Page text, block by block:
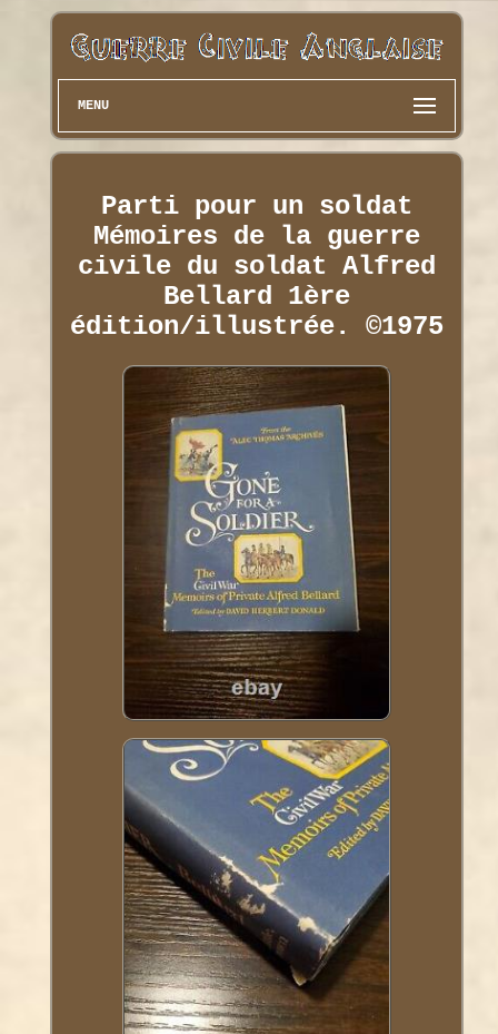
MENU
Parti pour un soldat
Mémoires de la guerre
civile du soldat Alfred
Bellard 1ère
édition/illustrée. ©1975